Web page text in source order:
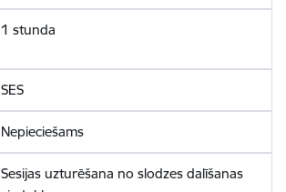
1 stunda
SES
Nepieciešams
Sesijas uzturēšana no slodzes dalīšanas